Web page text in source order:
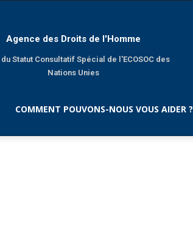
Agence des Droits de l'Homme
Statut Consultatif Spécial de l'ECOSOC des
Nations Unies
COMMENT POUVONS-NOUS VOUS AIDER ?